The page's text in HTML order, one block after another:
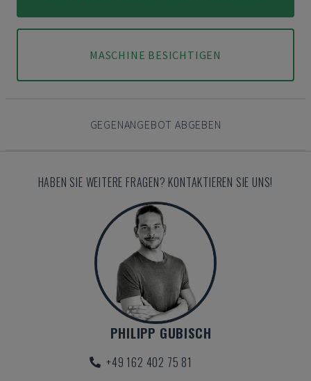
MASCHINE BESICHTIGEN
GEGENANGEBOT ABGEBEN
HABEN SIE WEITERE FRAGEN? KONTAKTIEREN SIE UNS!
PHILIPP GUBISCH
+49 162 402 75 81